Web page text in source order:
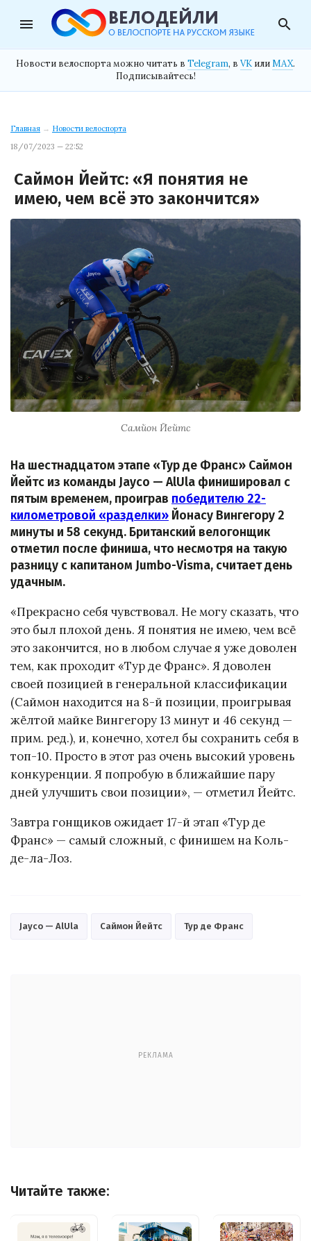
menu search
Новости велоспорта можно читать в Telegram, в VK илиMAX.
Подписывайтесь!
Главная → Новости велоспорта
18/07/2023 — 22:52
Саймон Йейтс: «Я понятия не
имею, чем всё это закончится»
Самйон Йейтс
На шестнадцатом этапе «Тур де Франс» Саймон
Йейтс из команды Jayco — AlUla финишировал с
пятым временем, проиграв победителю 22-
километровой «разделки» Йонасу Вингегору 2
минуты и 58 секунд. Британский велогонщик
отметил после финиша, что несмотря на такую
разницу с капитаном Jumbo-Visma, считает день
удачным.
«Прекрасно себя чувствовал. Не могу сказать, что
это был плохой день. Я понятия не имею, чем всё
это закончится, но в любом случае я уже доволен
тем, как проходит «Тур де Франс». Я доволен
своей позицией в генеральной классификации
(Саймон находится на 8-й позиции, проигрывая
жёлтой майке Вингегору 13 минут и 46 секунд —
прим. ред.), и, конечно, хотел бы сохранить себя в
топ-10. Просто в этот раз очень высокий уровень
конкуренции. Я попробую в ближайшие пару
дней улучшить свои позиции», — отметил Йейтс.
Завтра гонщиков ожидает 17-й этап «Тур де
Франс» — самый сложный, с финишем на Коль-
де-ла-Лоз.
Jayco — AlUla Саймон Йейтс Тур де Франс
РЕКЛАМА
Читайте также: